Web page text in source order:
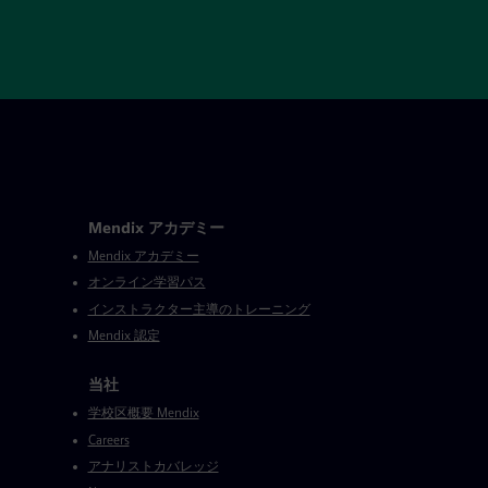
Mendix アカデミー
Mendix アカデミー
オンライン学習パス
インストラクター主導のトレーニング
Mendix 認定
当社
学校区概要 Mendix
Careers
アナリストカバレッジ